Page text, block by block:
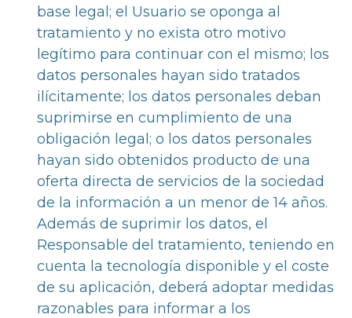
base legal; el Usuario se oponga al
tratamiento y no exista otro motivo
legítimo para continuar con el mismo; los
datos personales hayan sido tratados
ilícitamente; los datos personales deban
suprimirse en cumplimiento de una
obligación legal; o los datos personales
hayan sido obtenidos producto de una
oferta directa de servicios de la sociedad
de la información a un menor de 14 años.
Además de suprimir los datos, el
Responsable del tratamiento, teniendo en
cuenta la tecnología disponible y el coste
de su aplicación, deberá adoptar medidas
razonables para informar a los